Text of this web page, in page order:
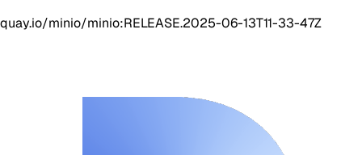
quay.io/minio/minio:RELEASE.2025-06-13T11-33-47Z